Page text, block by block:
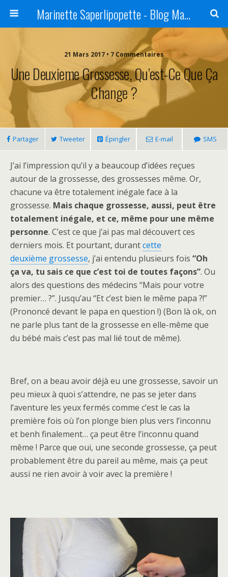
Marinette Saperlipopette - Blog Maman Angers Lifestyle - Ex Expat Montréal
21 Mars 2017 • 7 Commentaires
Une Deuxieme Grossesse, Qu’est-Ce Que Ça
Change ?
Partager Tweeter Épingler E-mail SMS
J’ai l’impression qu’il y a beaucoup d’idées reçues
autour de la grossesse, des grossesses même. Or,
chacune va être totalement inégale face à la
grossesse. Mais chaque grossesse, aussi, peut être
totalement inégale, et ce, même pour une même
personne. C’est ce que j’ai pas mal découvert ces
derniers mois. Et pourtant, durantcette
deuxième grossesse, j’ai entendu plusieurs fois “Oh
ça va, tu sais ce que c’est toi de toutes façons”. Ou
alors des questions des médecins “Mais pour votre
premier… ?”. Jusqu’au “Et c’est bien le même papa ?!”
(Prononcé devant le papa en question !) (Bon là ok, on
ne parle plus tant de la grossesse en elle-même que
du bébé mais c’est pas mal lié tout de même).
Bref, on a beau avoir déjà eu une grossesse, savoir un
peu mieux à quoi s’attendre, ne pas se jeter dans
l’aventure les yeux fermés comme c’est le cas la
première fois où l’on plonge bien plus vers l’inconnu
et benh finalement… ça peut être l’inconnu quand
même ! Parce que oui, une seconde grossesse, ça peut
probablement être du pareil au même, mais ça peut
aussi ne rien avoir à voir avec la première !